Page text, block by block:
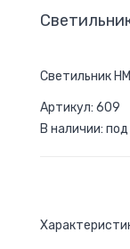
Светильник
Артикул: 609
В наличии: